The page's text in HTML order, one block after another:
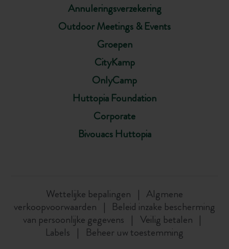
Annuleringsverzekering
Outdoor Meetings & Events
Groepen
CityKamp
OnlyCamp
Huttopia Foundation
Corporate
Bivouacs Huttopia
Wettelijke bepalingen
Algmene
verkoopvoorwaarden
Beleid inzake bescherming
van persoonlijke gegevens
Veilig betalen
Labels
Beheer uw toestemming